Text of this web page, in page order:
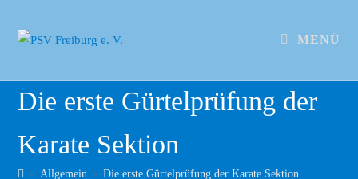
MENÜ
Die erste Gürtelprüfung der
Karate Sektion
> Allgemein > Die erste Gürtelprüfung der Karate Sektion